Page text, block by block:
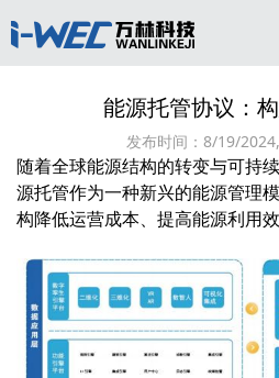
能源托管协议：
发布时间： 8/19/
随着全球能源结构的转变与可持
源托管作为一种新兴的能源管理
构降低运营成本、提高能源利用效